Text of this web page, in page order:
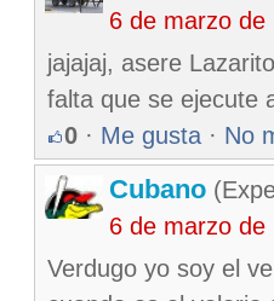
6 de marzo de
jajajaj, asere
falta que se ejecute
0 · Me gusta · No
Cubano
6 de marzo de
Verdugo yo soy el